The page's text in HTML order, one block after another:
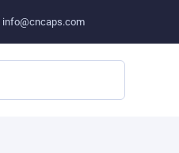
info@cncaps.com